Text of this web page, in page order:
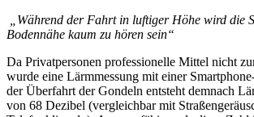
„Während der Fahrt in luftiger Höhe wird die
Bodennähe kaum zu hören sein“
Da Privatpersonen professionelle Mittel nicht
wurde eine Lärmmessung mit einer
der Überfahrt der Gondeln entsteht demnach
von 68 Dezibel (vergleichbar mit